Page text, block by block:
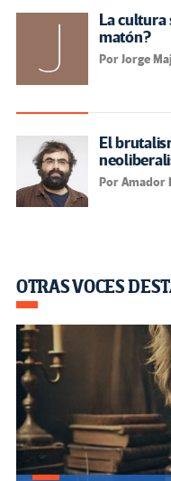
La cultura
matón?
Por Jorge
El
Por Amador
OTRAS VOCES